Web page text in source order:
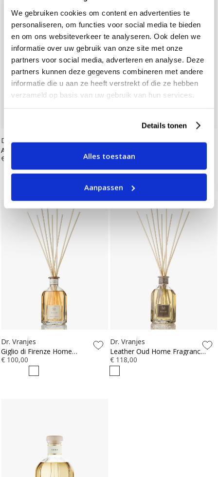
We gebruiken cookies om content en advertenties te
personaliseren, om functies voor social media te bieden
en om ons websiteverkeer te analyseren. Ook delen we
informatie over uw gebruik van onze site met onze
partners voor social media, adverteren en analyse. Deze
partners kunnen deze gegevens combineren met andere
informatie die u aan ze heeft verstrekt of die ze hebben
verzameld op basis van uw gebruik van hun services.
Details tonen
Alles toestaan
Aanpassen
Dr. Vranjes
Ambra Home Fragrance Sticks
250ml
€ 64,00
Dr. Vranjes
500ml
€ 118,00
Dr. Vranjes
Giglio di Firenze Home
Fragrance Sticks 500ml
€ 100,00
Dr. Vranjes
Leather Oud Home Fragrance
Sticks 500ml
€ 118,00